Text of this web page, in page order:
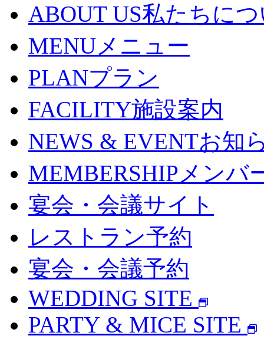
ABOUT US私たちに
MENUメニュー
PLANプラン
FACILITY施設案内
NEWS & EVENTお知
MEMBERSHIPメンバ
宴会・会議サイト
レストラン予約
宴会・会議予約
WEDDING SITE
PARTY & MICE SITE